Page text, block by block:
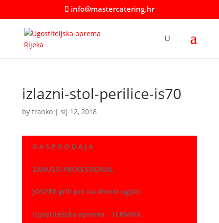
info@mastercatering.hr
izlazni-stol-perilice-is70
by franko| sij 12, 2018
R A S P R O D A J A
ZANUSSI PROFESSIONAL
JOSPER grill peć na drveni ugljen
Ugostiteljska oprema – TERMIKA